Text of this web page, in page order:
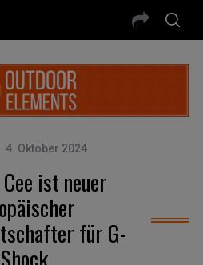
4. Oktober 2024
ist neuer
für G-
Shock